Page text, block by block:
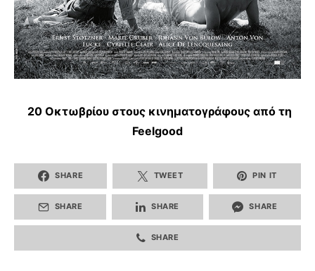
20 Οκτωβρίου στους κινηματογράφους από τη
Feelgood
SHARE TWEET PIN IT
SHARE SHARE SHARE
SHARE